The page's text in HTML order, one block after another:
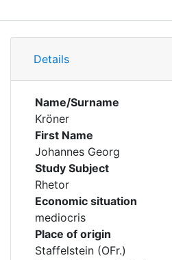
Details
Details
Name/Surname
Kröner
First Name
Johannes Georg
Study Subject
Rhetor
Economic situation
mediocris
Place of origin
Staffelstein (OFr.)